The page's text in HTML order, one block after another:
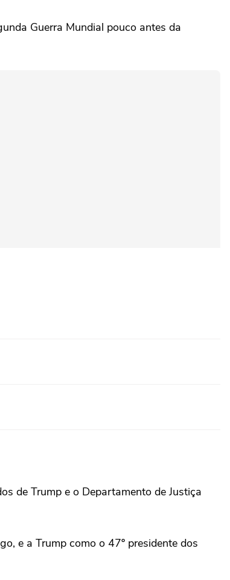
⁠Guerra Mundial pouco antes da
de Trump e o Departamento de Justiça
e a ⁠Trump como ⁠o 47º presidente dos